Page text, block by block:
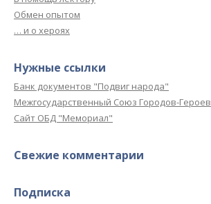
Обмен опытом
… и о хероях
Нужные ссылки
Банк документов "Подвиг народа"
Межгосударственный Союз Городов-Героев
Сайт ОБД "Мемориал"
Свежие комментарии
Подписка